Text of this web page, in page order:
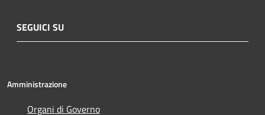
SEGUICI SU
Amministrazione
Organi di Governo